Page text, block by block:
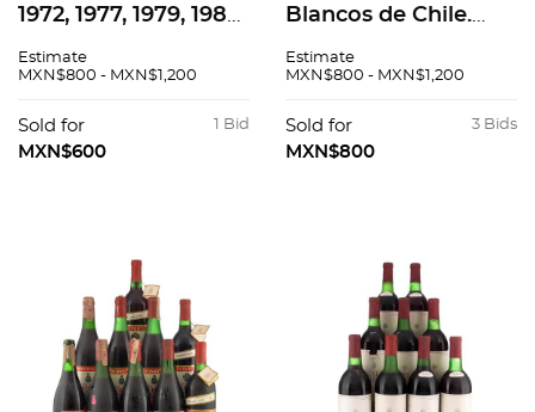
1972, 1977, 1979, 1980,
Domecq. México.
presentación de 750
ml.
Estimate
MXN$800 - MXN$1,200
1 Bid
Sold for
MXN$600
Blancos de Chile.
En presentaciones
Total de piezas: 12.
Estimate
MXN$800 - MXN$1,200
3 Bids
Sold for
MXN$800